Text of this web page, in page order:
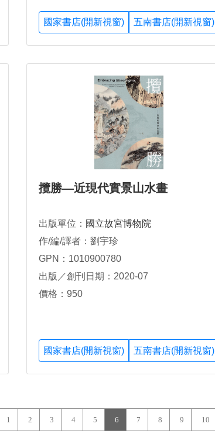
國家書店(開新視窗) 五南書店(開新視窗)
攬勝—近現代實景山水畫
出版單位： 國立故宮博物院
作/編/譯者：劉宇珍
GPN：1010900780
出版／創刊日期：2020-07
價格：950
國家書店(開新視窗) 五南書店(開新視窗)
1 2 3 4 5 6 7 8 9 10